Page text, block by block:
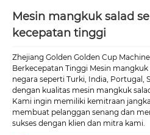
Mesin mangkuk salad
kecepatan tinggi
Zhejiang Golden Golden Cup
Berkecepatan Tinggi Mesin
negara seperti Turki, India, Portugal,
dengan kualitas mesin mangkuk
Kami ingin memiliki kemitraan
membuat pelanggan senang dan
sukses dengan klien dan mitra kami.